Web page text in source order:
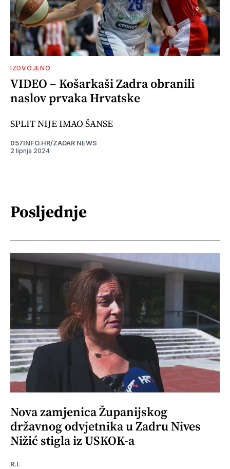
IZDVOJENO
VIDEO – Košarkaši Zadra obranili
naslov prvaka Hrvatske
SPLIT NIJE IMAO ŠANSE
057INFO.HR/ZADAR NEWS
2 lipnja 2024
Posljednje
Nova zamjenica Županijskog
državnog odvjetnika u Zadru Nives
Nižić stigla iz USKOK-a
R.I.